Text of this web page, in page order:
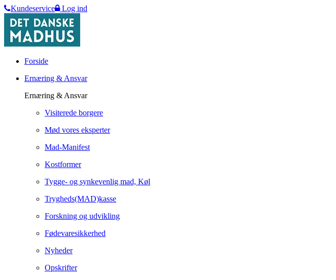
Kundeservice Log ind
Forside
Ernæring & Ansvar
Ernæring & Ansvar
Visiterede borgere
Mød vores eksperter
Mad-Manifest
Kostformer
Tygge- og synkevenlig mad, Køl
Trygheds(MAD)kasse
Forskning og udvikling
Fødevaresikkerhed
Nyheder
Opskrifter